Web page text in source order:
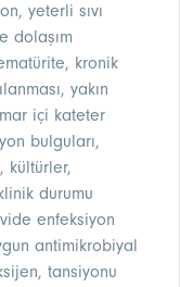
yeterli sıvı
dolaşım
kronik
yakın
içi kateter
bulguları,
kültürler,
durumu
enfeksiyon
antimikrobiyal
tansiyonu